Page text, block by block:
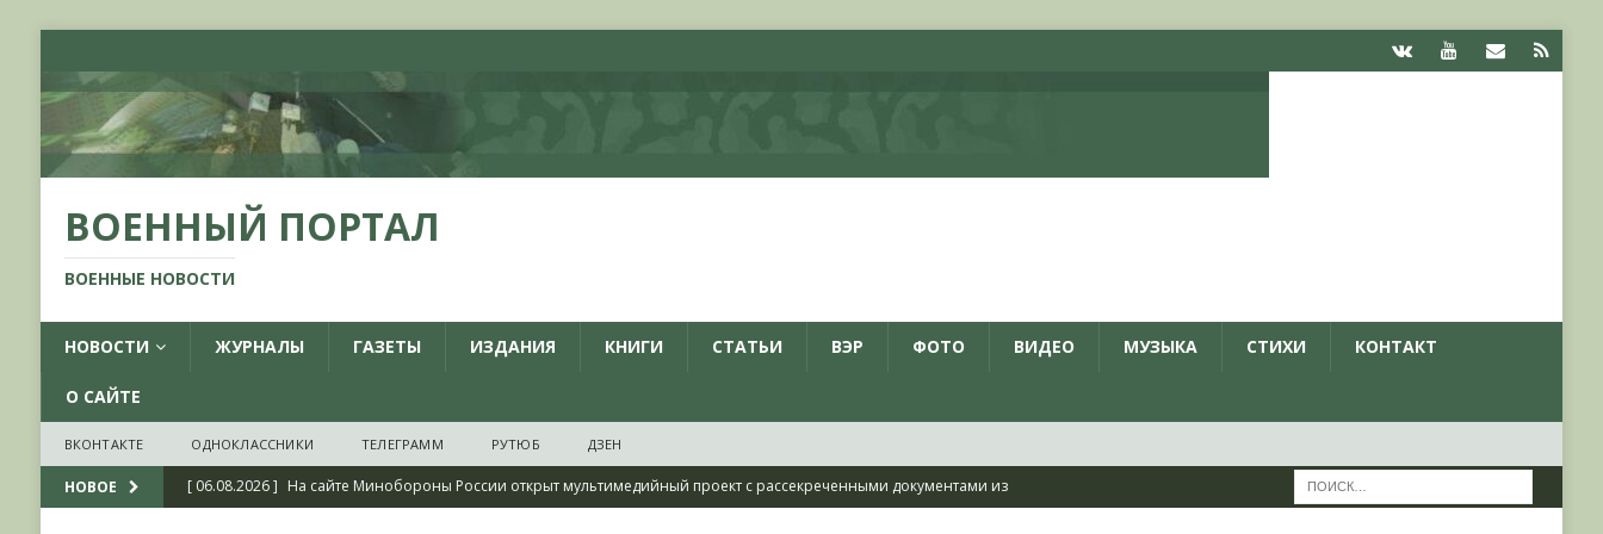
ВОЕННЫЙ ПОРТАЛ
ВОЕННЫЕ НОВОСТИ
НОВОСТИ ЖУРНАЛЫ ГАЗЕТЫ ИЗДАНИЯ КНИГИ СТАТЬИ ВЭР ФОТО ВИДЕО МУЗЫКА СТИХИ КОНТАКТ
О САЙТЕ
ВКОНТАКТЕ ОДНОКЛАССНИКИ ТЕЛЕГРАММ РУТЮБ ДЗЕН
НОВОЕ [ 06.08.2026 ] На сайте Минобороны России открыт мультимедийный проект с рассекреченными документами из